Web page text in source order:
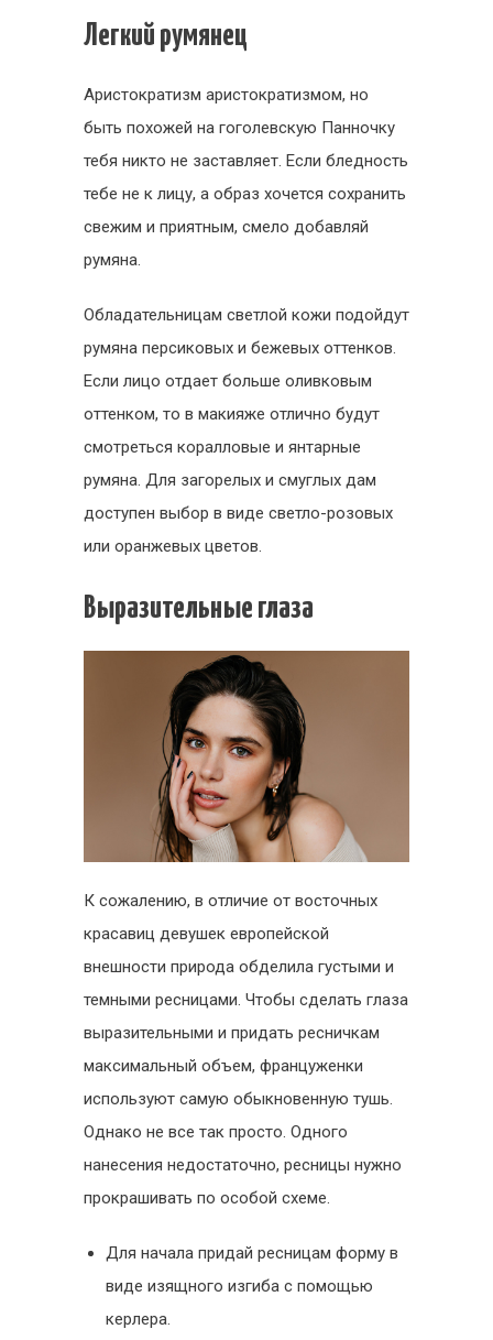
Легкий румянец
Аристократизм аристократизмом, но
быть похожей на гоголевскую Панночку
тебя никто не заставляет. Если бледность
тебе не к лицу, а образ хочется сохранить
свежим и приятным, смело добавляй
румяна.
Обладательницам светлой кожи подойдут
румяна персиковых и бежевых оттенков.
Если лицо отдает больше оливковым
оттенком, то в макияже отлично будут
смотреться коралловые и янтарные
румяна. Для загорелых и смуглых дам
доступен выбор в виде светло-розовых
или оранжевых цветов.
Выразительные глаза
К сожалению, в отличие от восточных
красавиц девушек европейской
внешности природа обделила густыми и
темными ресницами. Чтобы сделать глаза
выразительными и придать ресничкам
максимальный объем, француженки
используют самую обыкновенную тушь.
Однако не все так просто. Одного
нанесения недостаточно, ресницы нужно
прокрашивать по особой схеме.
Для начала придай ресницам форму в
виде изящного изгиба с помощью
керлера.